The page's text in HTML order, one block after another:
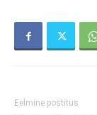
Eelmine postitus